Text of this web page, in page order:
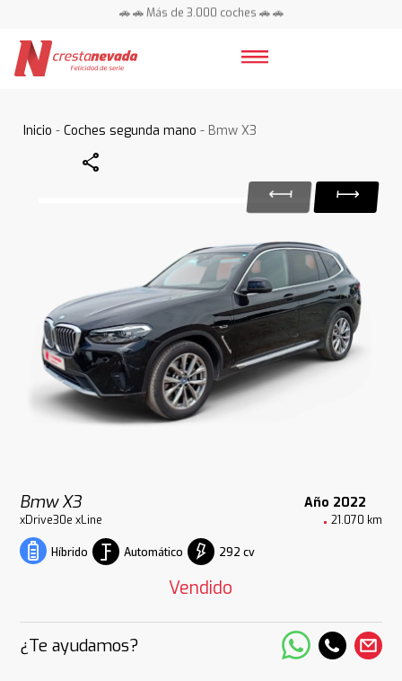
🚗 🚗 Más de 3.000 coches 🚗 🚗
Inicio -Coches segunda mano - Bmw X3
Share
Bmw X3 Año 2022
xDrive30e xLine 21.070 km
Híbrido Automático 292 cv
Vendido
¿Te ayudamos?